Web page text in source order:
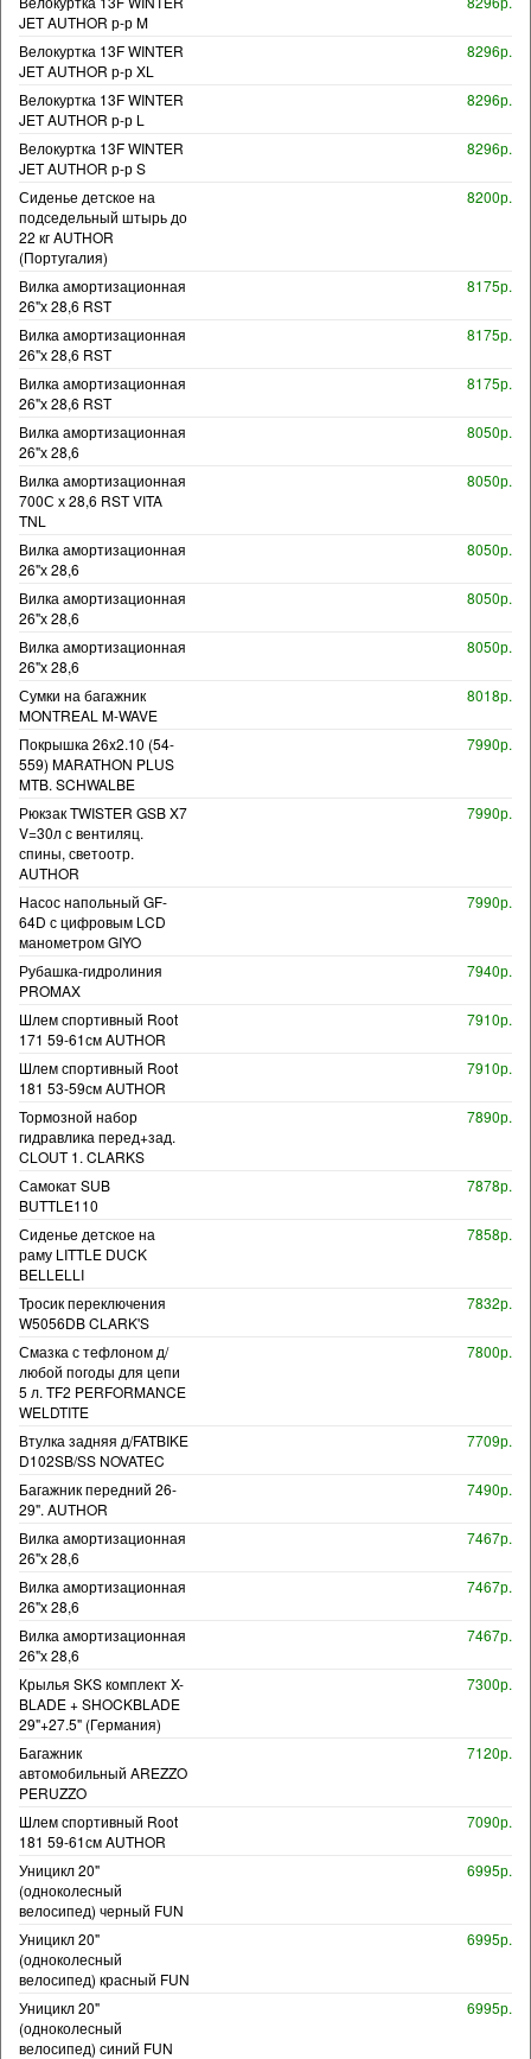
JET AUTHOR р-р M
Велокуртка 13F WINTER
JET AUTHOR р-р XL
8296р.
Велокуртка 13F WINTER
JET AUTHOR р-р L
8296р.
Велокуртка 13F WINTER
JET AUTHOR р-р S
8296р.
Сиденье детское на
подседельный штырь до
22 кг AUTHOR
(Португалия)
8200р.
Вилка амортизационная
26"х 28,6 RST
8175р.
Вилка амортизационная
26"х 28,6 RST
8175р.
Вилка амортизационная
26"х 28,6 RST
8175р.
Вилка амортизационная
26"х 28,6
8050р.
Вилка амортизационная
700С х 28,6 RST VITA
TNL
8050р.
Вилка амортизационная
26"х 28,6
8050р.
Вилка амортизационная
26"х 28,6
8050р.
Вилка амортизационная
26"х 28,6
8050р.
Сумки на багажник
MONTREAL M-WAVE
8018р.
Покрышка 26x2.10 (54-
559) MARATHON PLUS
MTB. SCHWALBE
7990р.
Рюкзак TWISTER GSB X7
V=30л с вентиляц.
спины, светоотр.
AUTHOR
7990р.
Насос напольный GF-
64D с цифровым LCD
манометром GIYO
7990р.
Рубашка-гидролиния
PROMAX
7940р.
Шлем спортивный Root
171 59-61см AUTHOR
7910р.
Шлем спортивный Root
181 53-59см AUTHOR
7910р.
Тормозной набор
гидравлика перед+зад.
CLOUT 1. CLARKS
7890р.
Самокат SUB
BUTTLE110
7878р.
Сиденье детское на
раму LITTLE DUCK
BELLELLI
7858р.
Тросик переключения
W5056DB CLARK'S
7832р.
Смазка с тефлоном д/
любой погоды для цепи
5 л. TF2 PERFORMANCE
WELDTITE
7800р.
Втулка задняя д/FATBIKE
D102SB/SS NOVATEC
7709р.
Багажник передний 26-
29". AUTHOR
7490р.
Вилка амортизационная
26"х 28,6
7467р.
Вилка амортизационная
26"х 28,6
7467р.
Вилка амортизационная
26"х 28,6
7467р.
Крылья SKS комплект X-
BLADE + SHOCKBLADE
29"+27.5" (Германия)
7300р.
Багажник
автомобильный AREZZO
PERUZZO
7120р.
Шлем спортивный Root
181 59-61см AUTHOR
7090р.
Уницикл 20"
(одноколесный
велосипед) черный FUN
6995р.
Уницикл 20"
(одноколесный
велосипед) красный FUN
6995р.
Уницикл 20"
(одноколесный
велосипед) синий FUN
6995р.